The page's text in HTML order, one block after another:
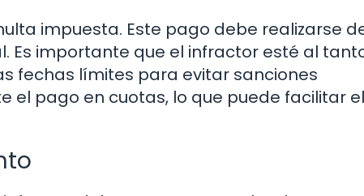
impuesta. Este pago debe realizarse
Es importante que el infractor esté al
fechas límites para evitar sanciones
el pago en cuotas, lo que puede facilitar el